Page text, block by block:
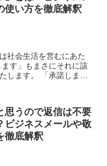
使い方を徹底解釈
社会生活を営むにあた
す」もまさにそれに該
します。 「承諾しま
思うので返信は不要
ビジネスメールや敬
徹底解釈